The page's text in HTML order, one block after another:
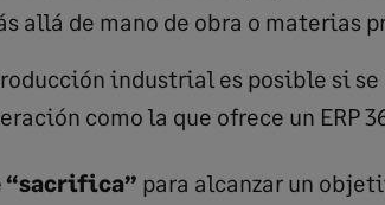
allá de mano de obra o materias
industrial es posible si
como la que ofrece un ERP
“sacrifica” para alcanzar un